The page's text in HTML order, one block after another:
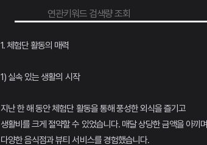
연관키워드 검색량 조회
1. 체험단 활동의 매력
1) 실속 있는 생활의 시작
지난 한 해 동안 체험단 활동을 통해 풍성한 외식을 즐기고
생활비를 크게 절약할 수 있었습니다. 매달 상당한 금액을 아끼며
다양한 음식점과 뷰티 서비스를 경험했습니다.